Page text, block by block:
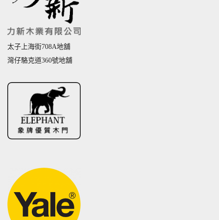
太子上海街708A地舖
灣仔駱克道360號地舖